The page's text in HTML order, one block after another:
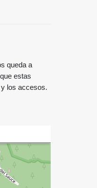
queda a
estas
los accesos.